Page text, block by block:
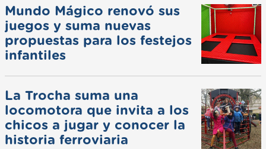
Mundo Mágico renovó sus
juegos y suma nuevas
propuestas para los festejos
infantiles
La Trocha suma una
locomotora que invita a los
chicos a jugar y conocer la
historia ferroviaria